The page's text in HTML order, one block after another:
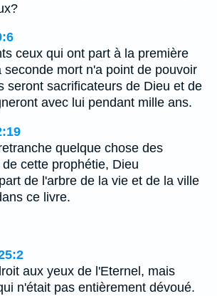
ceux qui ont part à la première
seconde mort n'a point de pouvoir
seront sacrificateurs de Dieu et de
avec lui pendant mille ans.
quelque chose des
cette prophétie, Dieu
de l'arbre de la vie et de la ville
ce livre.
aux yeux de l'Eternel, mais
n'était pas entièrement dévoué.